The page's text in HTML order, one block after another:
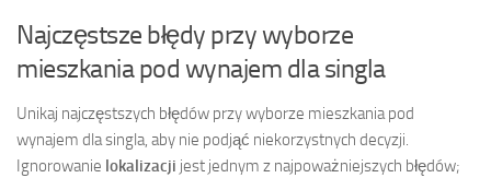
Najczęstsze błędy przy wyborze
mieszkania pod wynajem dla singla
Unikaj najczęstszych błędów przy wyborze mieszkania pod
wynajem dla singla, aby nie podjąć niekorzystnych decyzji.
Ignorowanie lokalizacji jest jednym z najpoważniejszych błędów;